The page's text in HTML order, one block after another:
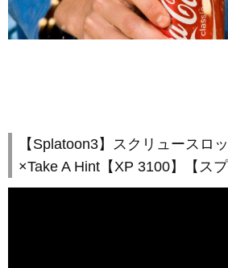
【Splatoon3】スクリュースロ
×Take A Hint【XP 3100】【スプ